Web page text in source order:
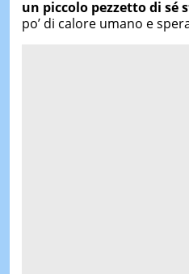
un piccolo pezzetto di sé
po’ di calore umano e